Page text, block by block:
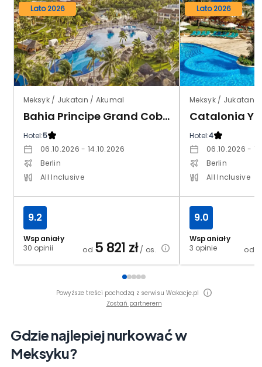
Lato 2026
Meksyk / Jukatan / Akumal
Bahia Principe Grand Coba
Hotel:5
06.10.2026 - 14.10.2026
Berlin
All Inclusive
Wspaniały
30 opinii
9.2
od 5 821 zł/ os.
Lato 2026
Meksyk / Jukatan
Catalonia
Hotel:4
06.10.2026 -
Berlin
All Inclusive
Wspaniały
3 opinie
9.0
od
Powyższe treści pochodzą z serwisu Wakacje.pl
Zostań partnerem
Gdzie najlepiej nurkować w
Meksyku?